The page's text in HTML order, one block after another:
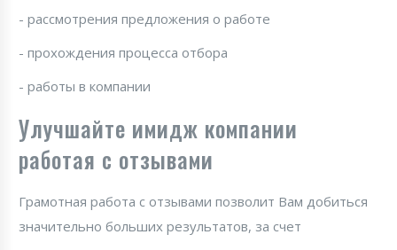
- рассмотрения предложения о работе
- прохождения процесса отбора
- работы в компании
Улучшайте имидж компании
работая с отзывами
Грамотная работа с отзывами позволит Вам добиться
значительно больших результатов, за счет